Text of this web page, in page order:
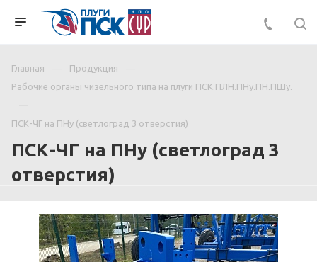
Главная
Продукция
Рабочие органы чизельного типа на плуги ПСК.ПЛН.ПНу.ПН.ПШу.
ПСК-ЧГ на ПНу (светлоград 3 отверстия)
ПСК-ЧГ на ПНу (светлоград 3
отверстия)